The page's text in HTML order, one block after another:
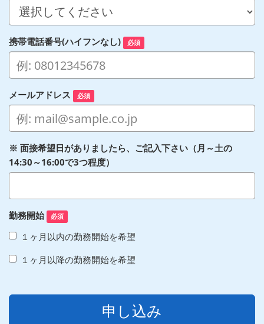
携帯電話番号(ハイフンなし) 必須
メールアドレス 必須
※ 面接希望日がありましたら、ご記入下さい（月～土の
14:30～16:00で3つ程度）
勤務開始 必須
１ヶ月以内の勤務開始を希望
１ヶ月以降の勤務開始を希望
申し込み